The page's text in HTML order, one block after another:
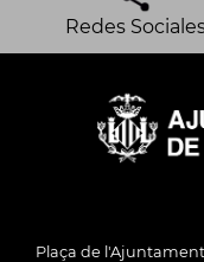
Redes
Plaça de l'Ajuntament